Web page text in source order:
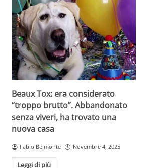
Beaux Tox: era considerato
“troppo brutto”. Abbandonato
senza viveri, ha trovato una
nuova casa
Fabio Belmonte Novembre 4, 2025
Leggi di più